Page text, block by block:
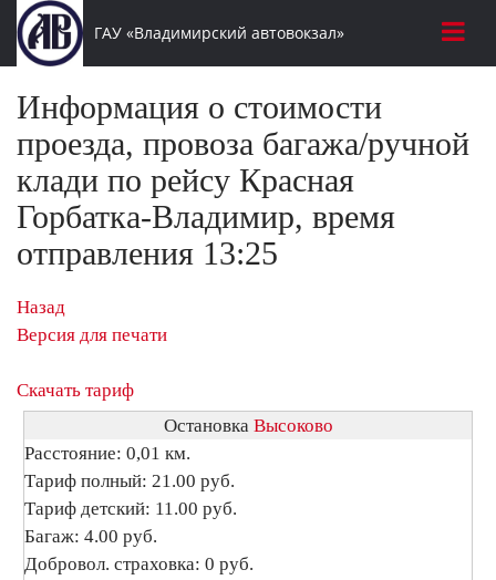
ГАУ «Владимирский автовокзал»
Информация о стоимости
проезда, провоза багажа/ручной
клади по рейсу Красная
Горбатка-Владимир, время
отправления 13:25
Назад
Версия для печати
Скачать тариф
Остановка Высоково
Расстояние: 0,01 км.
Тариф полный: 21.00 руб.
Тариф детский: 11.00 руб.
Багаж: 4.00 руб.
Добровол. страховка: 0 руб.